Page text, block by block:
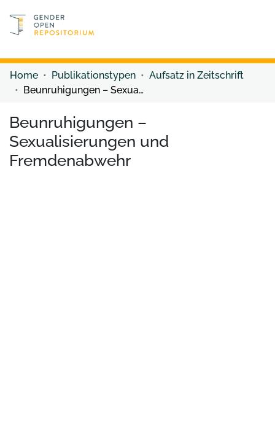
Discover content
Home Publikationstypen
Aufsatz in Zeitschrift
Beunruhigungen – Sexualisierungen und Fremdenabwehr
Beunruhigungen –
Sexualisierungen und
Fremdenabwehr